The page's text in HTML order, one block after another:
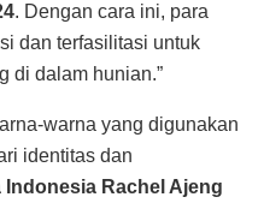
. Dengan cara ini, para
dan terfasilitasi untuk
di dalam hunian.”
warna yang digunakan
identitas dan
Indonesia Rachel Ajeng